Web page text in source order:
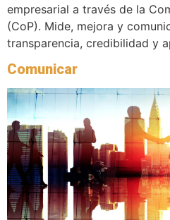
empresarial a través de la
(CoP). Mide, mejora y
transparencia, credibilidad y
Comunicar